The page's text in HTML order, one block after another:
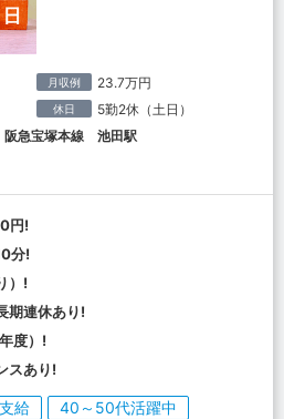
月収例 23.7万円
休日 5勤2休（土日）
阪急宝塚本線 池田駅
円!
分!
）!
期連休あり!
度）!
スあり!
給
40～50代活躍中